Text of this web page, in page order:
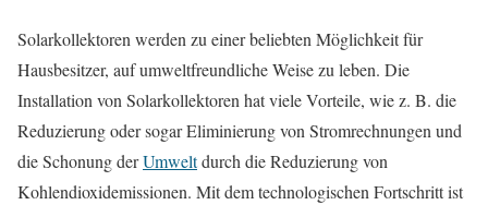
Solarkollektoren werden zu einer beliebten Möglichkeit für
Hausbesitzer, auf umweltfreundliche Weise zu leben. Die
Installation von Solarkollektoren hat viele Vorteile, wie z. B. die
Reduzierung oder sogar Eliminierung von Stromrechnungen und
die Schonung derUmweltdurch die Reduzierung von
Kohlendioxidemissionen. Mit dem technologischen Fortschritt ist